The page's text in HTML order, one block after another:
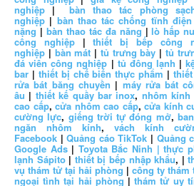
nghiệp |bàn thao tác phòng
nghiệp | bàn thao tác chống tĩnh điện
nặng | bàn thao tác đa năng |lò hấp
công nghiệp|thiết bị bếp công
nghiệp | bàn mát | tủ trưng bày | tủ
đá viên công nghiệp | tủ đông lạnh |
bar | thiết bị chế biến thực phẩm |
rửa bát băng chuyền | máy rửa bát
âu | thiết kế quầy bar inox, nhôm kính
cao cấp, cửa nhôm cao cấp, cửa kính
cường lực, giếng trời tự đóng mở,
ngăn nhôm kính, vách kính
Facebook |Quảng cáo TikTok | Quảng
Google Ads| Toyota Bắc Ninh | thực
lạnh Sápito | thiết bị bếp nhập khẩu, |
vụ thám tử tại hải phòng | công ty thám
ngoại tình tại hải phòng |thám tử uy